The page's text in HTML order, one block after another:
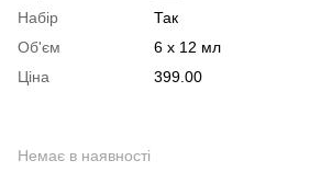
Набір
Так
Об'єм
6 х 12 мл
Ціна
399.00
Немає в наявності